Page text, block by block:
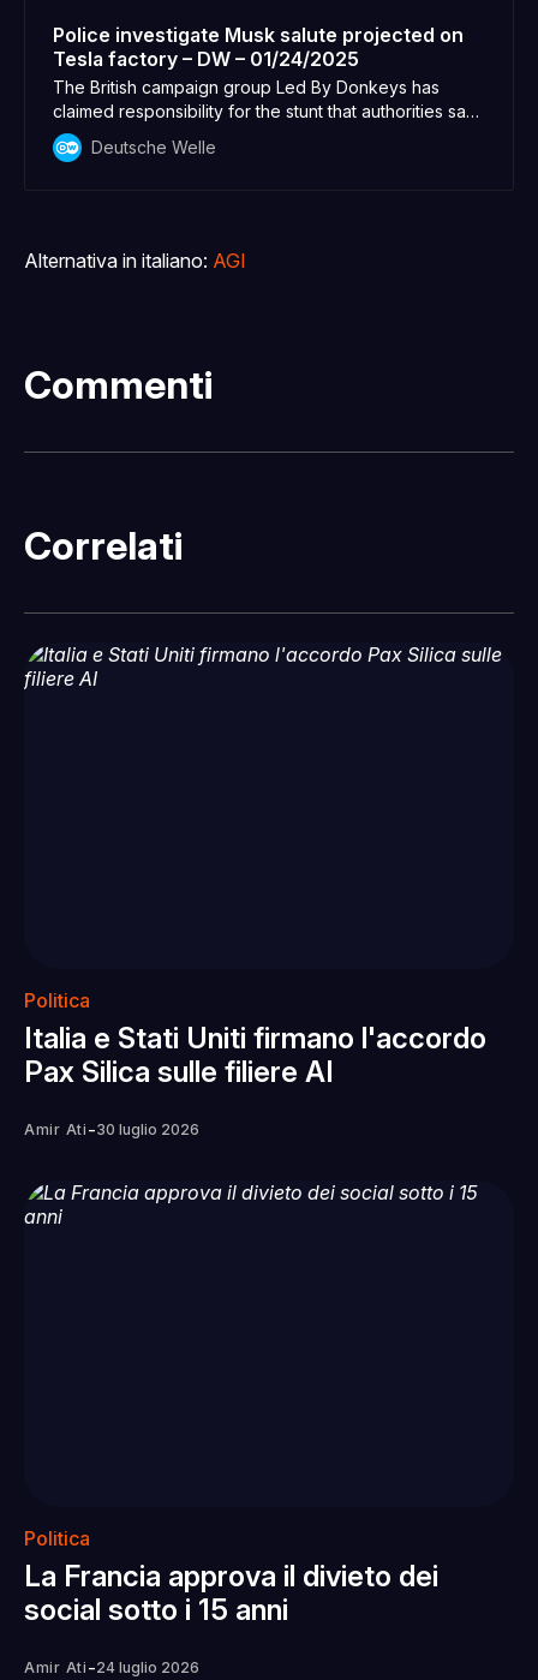
Police investigate Musk salute projected on
Tesla factory – DW – 01/24/2025
The British campaign group Led By Donkeys has
claimed responsibility for the stunt that authorities say
may have breached German laws on the use of
symbols linked to illegal organizations.
Deutsche Welle
Alternativa in italiano: AGI
Commenti
Correlati
Politica
Italia e Stati Uniti firmano l'accordo
Pax Silica sulle filiere AI
Amir Ati -30 luglio 2026
Politica
La Francia approva il divieto dei
social sotto i 15 anni
Amir Ati -24 luglio 2026